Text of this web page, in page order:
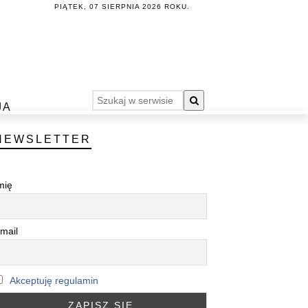
PIĄTEK, 07 SIERPNIA 2026 ROKU.
Akceptuję regulamin